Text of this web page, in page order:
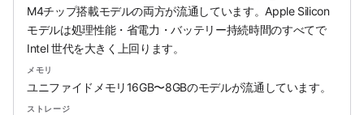
M4チップ搭載モデルの両方が流通しています。Apple Silicon
モデルは処理性能・省電力・バッテリー持続時間のすべてで
Intel 世代を大きく上回ります。
メモリ
ユニファイドメモリ16GB〜8GBのモデルが流通しています。
ストレージ